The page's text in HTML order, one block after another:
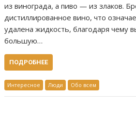
из винограда, а пиво — из злаков.
дистиллированное вино, что
удалена жидкость, благодаря чему
большую…
ПОДРОБНЕЕ
Интересное Люди Обо всем